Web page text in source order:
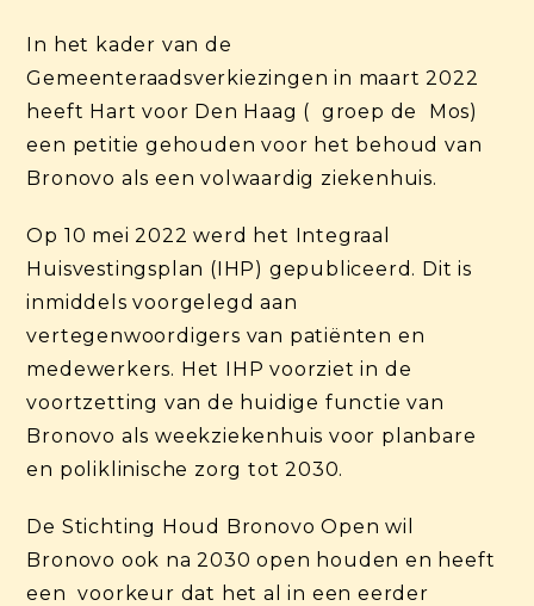
In het kader van de
Gemeenteraadsverkiezingen in maart 2022
heeft Hart voor Den Haag ( groep de Mos)
een petitie gehouden voor het behoud van
Bronovo als een volwaardig ziekenhuis.
Op 10 mei 2022 werd het Integraal
Huisvestingsplan (IHP) gepubliceerd. Dit is
inmiddels voorgelegd aan
vertegenwoordigers van patiënten en
medewerkers. Het IHP voorziet in de
voortzetting van de huidige functie van
Bronovo als weekziekenhuis voor planbare
en poliklinische zorg tot 2030.
De Stichting Houd Bronovo Open wil
Bronovo ook na 2030 open houden en heeft
een voorkeur dat het al in een eerder